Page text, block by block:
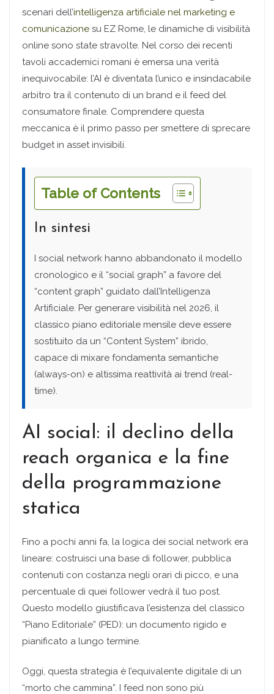
scenari dell’intelligenza artificiale nel marketing e
comunicazione su EZ Rome, le dinamiche di visibilità
online sono state stravolte. Nel corso dei recenti
tavoli accademici romani è emersa una verità
inequivocabile: l’AI è diventata l’unico e insindacabile
arbitro tra il contenuto di un brand e il feed del
consumatore finale. Comprendere questa
meccanica è il primo passo per smettere di sprecare
budget in asset invisibili.
Table of Contents
In sintesi
I social network hanno abbandonato il modello
cronologico e il “social graph” a favore del
“content graph” guidato dall’Intelligenza
Artificiale. Per generare visibilità nel 2026, il
classico piano editoriale mensile deve essere
sostituito da un “Content System” ibrido,
capace di mixare fondamenta semantiche
(always-on) e altissima reattività ai trend (real-
time).
AI social: il declino della
reach organica e la fine
della programmazione
statica
Fino a pochi anni fa, la logica dei social network era
lineare: costruisci una base di follower, pubblica
contenuti con costanza negli orari di picco, e una
percentuale di quei follower vedrà il tuo post.
Questo modello giustificava l’esistenza del classico
“Piano Editoriale” (PED): un documento rigido e
pianificato a lungo termine.
Oggi, questa strategia è l’equivalente digitale di un
“morto che cammina”. I feed non sono più